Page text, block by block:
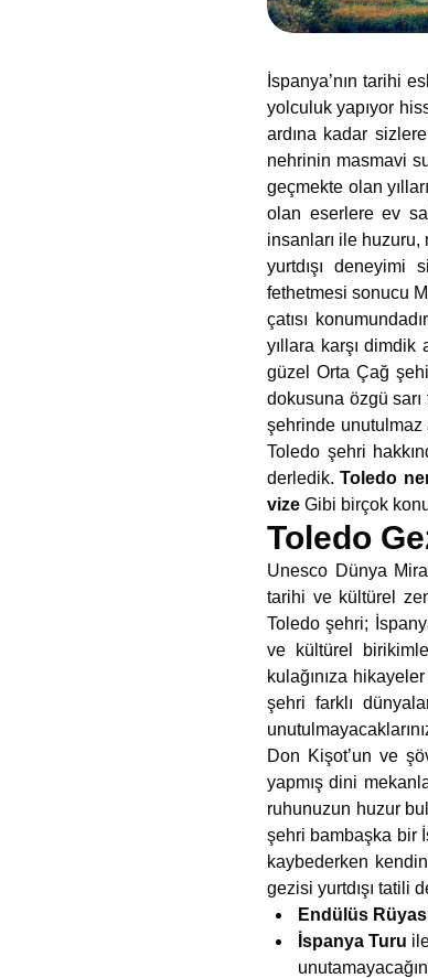
İspanya’nın tarihi
yolculuk yapıyor
ardına kadar
nehrinin masmavi
geçmekte olan
olan eserlere ev
insanları ile huzuru,
yurtdışı deneyimi
fethetmesi sonucu
çatısı
yıllara karşı dimdik
güzel Orta Çağ
dokusuna özgü
şehrinde unutulmaz
Toledo şehri
derledik. Toledo
vize Gibi birçok
Toledo
Unesco Dünya
tarihi ve kültürel
Toledo şehri;
ve kültürel
kulağınıza
şehri farklı
Don Kişot’un ve
yapmış dini
ruhunuzun huzur
şehri bambaşka bir
kaybederken
gezisi yurtdışı tatili
Endülüs
İspanya Turu